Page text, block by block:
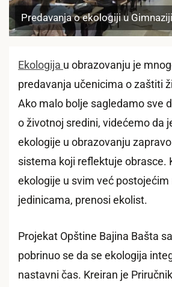
Predavanja o ekologiji u
Ekologija u obrazovanju je
predavanja učenicima o zaštiti
Ako malo bolje sagledamo sve
o životnoj sredini, videćemo da
ekologije u obrazovanju
sistema koji reflektuje obrasce.
ekologije u svim već
jedinicama, prenosi ekolist.
Projekat Opštine Bajina Bašta
pobrinuo se da se ekologija
nastavni čas. Kreiran je